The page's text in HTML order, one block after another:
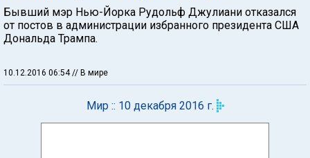
Бывший мэр Нью-Йорка Рудольф Джулиани отказался
от постов в администрации избранного президента США
Дональда Трампа.
10.12.2016 06:54// В мире
Мир :: 10 декабря 2016 г.